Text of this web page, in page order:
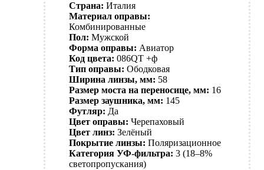
Страна: Италия
Материал оправы:
Комбинированные
Пол: Мужской
Форма оправы: Авиатор
Код цвета: 086QT +ф
Тип оправы: Ободковая
Ширина линзы, мм: 58
Размер моста на переносице, мм: 16
Размер заушника, мм: 145
Футляр: Да
Цвет оправы: Черепаховый
Цвет линз: Зелёный
Покрытие линзы: Поляризационное
Категория УФ-фильтра: 3 (18–8%
светопропускания)